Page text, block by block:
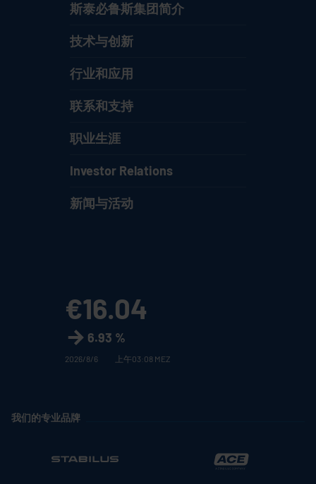
斯泰必鲁斯集团简介
技术与创新
行业和应用
联系和支持
职业生涯
Investor Relations
新闻与活动
€16.04
6.93 %
2026/8/6 上午03:08 MEZ
我们的专业品牌